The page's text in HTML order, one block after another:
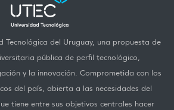
Tecnológica del Uruguay, una propuesta de
pública de perfil tecnológico,
y la innovación. Comprometida con los
del país, abierta a las necesidades del
tiene entre sus objetivos centrales hacer